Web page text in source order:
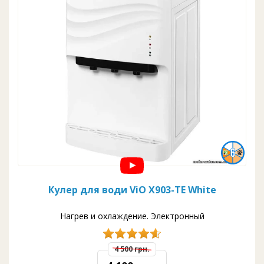
Кулер для води ViO X903-TE White
Нагрев и охлаждение. Электронный
4 500 грн.